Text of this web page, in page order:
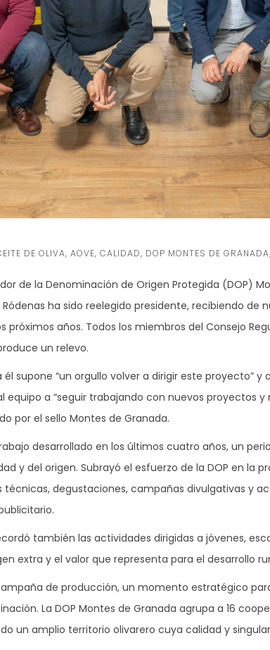
DE OLIVA, AOVE, CALIDAD, DOP MONTES DE GRANADA,
de la Denominación de Origen Protegida (DOP)
ha sido reelegido presidente, recibiendo de
años. Todos los miembros del Consejo
un relevo.
supone “un orgullo volver a dirigir este proyecto”
a “seguir trabajando con nuevos proyectos y
por el sello Montes de Granada.
desarrollado en los últimos cuatro años, un
y del origen. Subrayó el esfuerzo de la DOP en la
degustaciones, campañas divulgativas y
también las actividades dirigidas a jóvenes,
extra y el valor que representa para el desarrollo
de producción, un momento estratégico
La DOP Montes de Granada agrupa a 16
un amplio territorio olivarero cuya calidad y